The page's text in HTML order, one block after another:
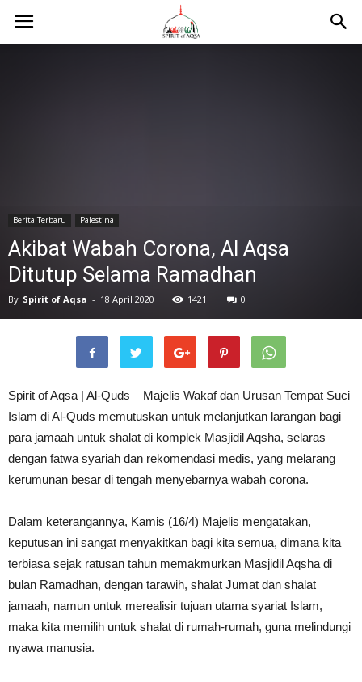
Berita Terbaru Palestina
Akibat Wabah Corona, Al Aqsa
Ditutup Selama Ramadhan
By Spirit of Aqsa - 18 April 2020 1421 0
Spirit of Aqsa | Al-Quds – Majelis Wakaf dan Urusan Tempat Suci
Islam di Al-Quds memutuskan untuk melanjutkan larangan bagi
para jamaah untuk shalat di komplek Masjidil Aqsha, selaras
dengan fatwa syariah dan rekomendasi medis, yang melarang
kerumunan besar di tengah menyebarnya wabah corona.
Dalam keterangannya, Kamis (16/4) Majelis mengatakan,
keputusan ini sangat menyakitkan bagi kita semua, dimana kita
terbiasa sejak ratusan tahun memakmurkan Masjidil Aqsha di
bulan Ramadhan, dengan tarawih, shalat Jumat dan shalat
jamaah, namun untuk merealisir tujuan utama syariat Islam,
maka kita memilih untuk shalat di rumah-rumah, guna melindungi
nyawa manusia.